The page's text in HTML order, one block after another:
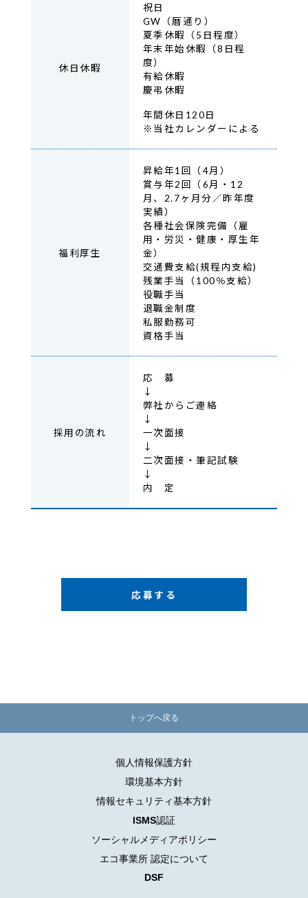
休日休暇
祝日
GW（暦通り）
夏季休暇（5日程度）
年末年始休暇（8日程
度）
有給休暇
慶弔休暇
年間休日120日
※当社カレンダーによる
福利厚生
昇給年1回（4月）
賞与年2回（6月・12
月、2.7ヶ月分／昨年度
実績）
各種社会保険完備（雇
用・労災・健康・厚生年
金）
交通費支給(規程内支給)
残業手当（100％支給）
役職手当
退職金制度
私服勤務可
資格手当
採用の流れ
応 募
↓
弊社からご連絡
↓
一次面接
↓
二次面接・筆記試験
↓
内 定
応募する
トップへ戻る
個人情報保護方針
環境基本方針
情報セキュリティ基本方針
ISMS認証
ソーシャルメディアポリシー
エコ事業所 認定について
DSF